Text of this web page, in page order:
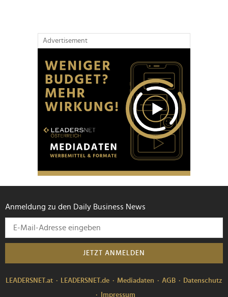
Advertisement
Anmeldung zu den Daily Business News
JETZT ANMELDEN
LEADERSNET.at LEADERSNET.de Mediadaten AGB
Datenschutz
Impressum